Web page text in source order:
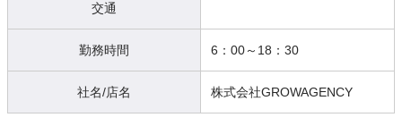
交通
勤務時間 6：00～18：30
社名/店名 株式会社GROWAGENCY